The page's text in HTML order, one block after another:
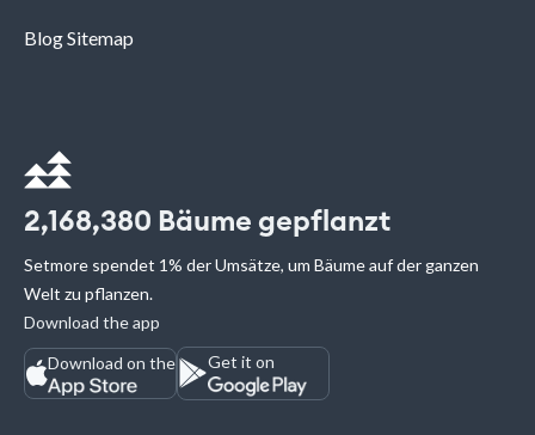
Blog Sitemap
2,168,380 Bäume gepflanzt
Setmore spendet 1% der Umsätze, um Bäume auf der ganzen
Welt zu pflanzen.
Download the app
Download on the
Get it on